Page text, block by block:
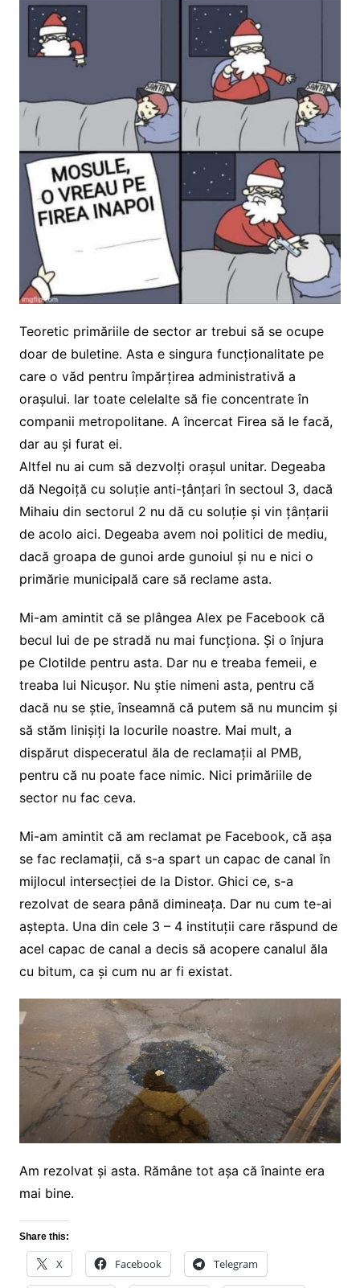
Teoretic primăriile de sector ar trebui să se ocupe
doar de buletine. Asta e singura funcționalitate pe
care o văd pentru împărțirea administrativă a
orașului. Iar toate celelalte să fie concentrate în
companii metropolitane. A încercat Firea să le facă,
dar au și furat ei.
Altfel nu ai cum să dezvolți orașul unitar. Degeaba
dă Negoiță cu soluție anti-țânțari în sectoul 3, dacă
Mihaiu din sectorul 2 nu dă cu soluție și vin țânțarii
de acolo aici. Degeaba avem noi politici de mediu,
dacă groapa de gunoi arde gunoiul și nu e nici o
primărie municipală care să reclame asta.
Mi-am amintit că se plângea Alex pe Facebook că
becul lui de pe stradă nu mai funcționa. Și o înjura
pe Clotilde pentru asta. Dar nu e treaba femeii, e
treaba lui Nicușor. Nu știe nimeni asta, pentru că
dacă nu se știe, înseamnă că putem să nu muncim și
să stăm linișiți la locurile noastre. Mai mult, a
dispărut dispeceratul ăla de reclamații al PMB,
pentru că nu poate face nimic. Nici primăriile de
sector nu fac ceva.
Mi-am amintit că am reclamat pe Facebook, că așa
se fac reclamații, că s-a spart un capac de canal în
mijlocul intersecției de la Distor. Ghici ce, s-a
rezolvat de seara până dimineața. Dar nu cum te-ai
aștepta. Una din cele 3 – 4 instituții care răspund de
acel capac de canal a decis să acopere canalul ăla
cu bitum, ca și cum nu ar fi existat.
Am rezolvat și asta. Rămâne tot așa că înainte era
mai bine.
Share this:
X Facebook Telegram